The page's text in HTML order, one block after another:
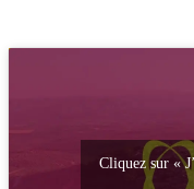
Cliquez sur «